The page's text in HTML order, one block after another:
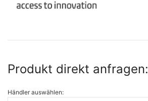
Produkt direkt anfragen:
Händler auswählen: